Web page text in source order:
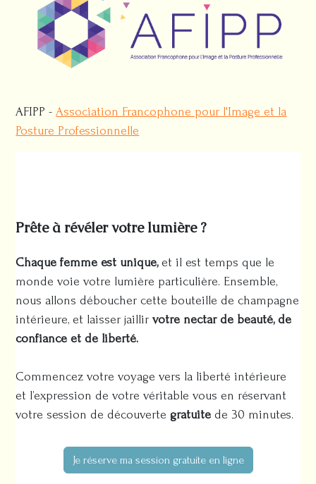
AFIPP -Association Francophone pour l'Image et la
Posture Professionnelle
Prête à révéler votre lumière ?
Chaque femme est unique,et il est temps que le
monde voie votre lumière particulière. Ensemble,
nous allons déboucher cette bouteille de champagne
intérieure, et laisser jaillirvotre nectar de beauté, de
confiance et de liberté.
Commencez votre voyage vers la liberté intérieure
et l’expression de votre véritable vous en réservant
votre session de découvertegratuite de 30 minutes.
Je réserve ma session gratuite en ligne